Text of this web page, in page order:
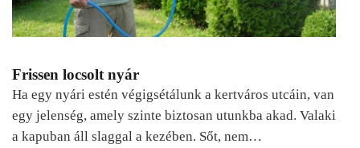
Frissen locsolt nyár
Ha egy nyári estén végigsétálunk a kertváros utcáin, van
egy jelenség, amely szinte biztosan utunkba akad. Valaki
a kapuban áll slaggal a kezében. Sőt, nem…